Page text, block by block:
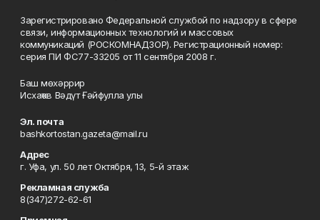
Зарегистрировано Федеральной службой по надзору в сфере
связи, информационных технологий и массовых
коммуникаций (РОСКОМНАДЗОР). Регистрационный номер:
серия ПИ ФС77-33205 от 11 сентября 2008 г.
Баш мөхәррир
Исхаҡов Вәдүт Ғәйфулла улы
Эл. почта
bashkortostan.gazeta@mail.ru
Адрес
г. Уфа, ул. 50 лет Октября, 13, 5-й этаж
Рекламная служба
8(347)272-62-61